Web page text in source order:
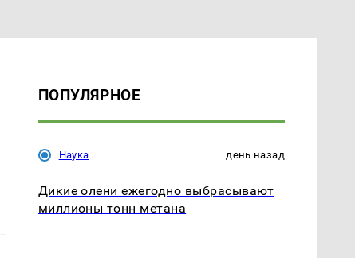
ПОПУЛЯРНОЕ
Наука день назад
Дикие олени ежегодно выбрасывают
миллионы тонн метана